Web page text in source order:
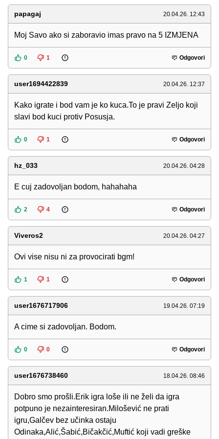
papagaj 20.04.26. 12:43
Moj Savo ako si zaboravio imas pravo na 5 IZMJENA
0 1 Odgovori
user1694422839 20.04.26. 12:37
Kako igrate i bod vam je ko kuca.To je pravi Zeljo koji
slavi bod kuci protiv Posusja.
0 1 Odgovori
hz_033 20.04.26. 04:28
E cuj zadovoljan bodom, hahahaha
2 4 Odgovori
Viveros2 20.04.26. 04:27
Ovi vise nisu ni za provocirati bgm!
1 1 Odgovori
user1676717906 19.04.26. 07:19
A cime si zadovoljan. Bodom.
0 0 Odgovori
user1676738460 18.04.26. 08:46
Dobro smo prošli.Erik igra loše ili ne želi da igra
potpuno je nezainteresiran.Milošević ne prati
igru,Galčev bez učinka ostaju
Odinaka,Alić,Šabić,Bičakčić,Muftić koji vadi greške